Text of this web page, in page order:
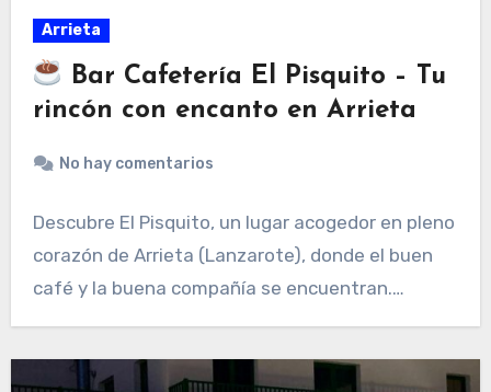
Arrieta
Bar Cafetería El Pisquito – Tu
rincón con encanto en Arrieta
No hay comentarios
Descubre El Pisquito, un lugar acogedor en pleno
corazón de Arrieta (Lanzarote), donde el buen
café y la buena compañía se encuentran.…